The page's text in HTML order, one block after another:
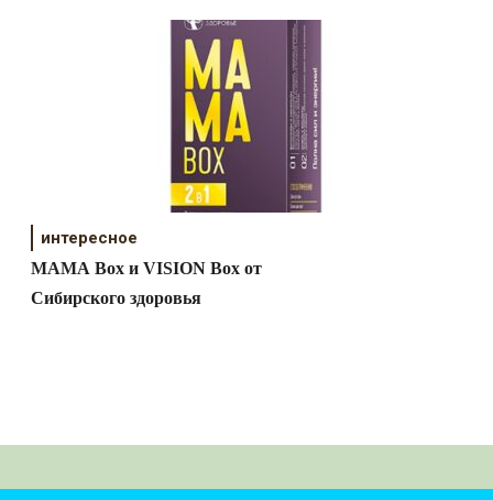
интересное
MAMA Box и VISION Box от
Сибирского здоровья